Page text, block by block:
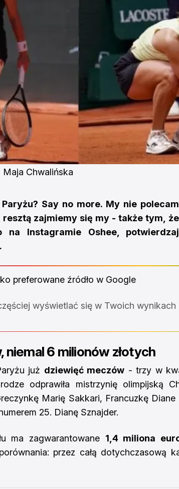
Maja Chwalińska
Say no more. My nie
resztą zajmiemy się my - także tym,
na Instagramie Oshee,
preferowane źródło w Google
wyświetlać się w Twoich wynikach
niemal 6 milionów złotych
już dziewięć meczów - trzy w
odprawiła mistrzynię olimpijską
Marię Sakkari, Francuzkę Diane
25. Dianę Sznajder.
ma zagwarantowane 1,4 miliona
przez całą dotychczasową